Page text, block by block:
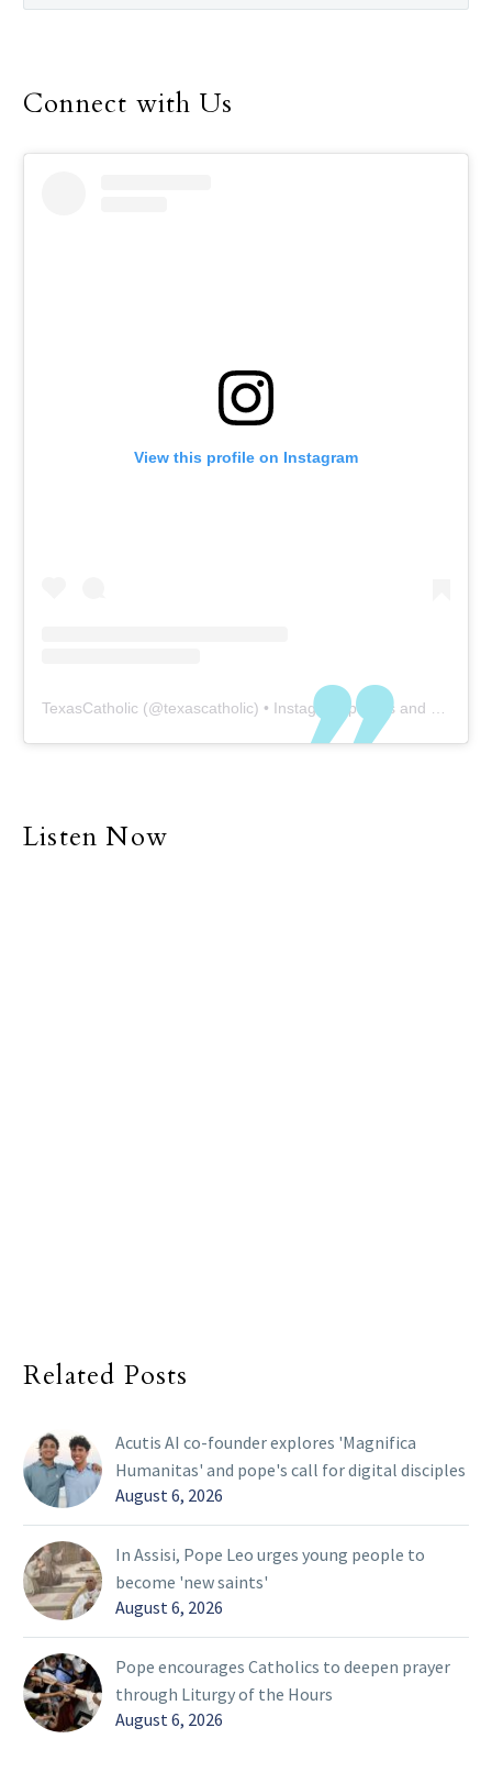
Connect with Us
View this profile on Instagram
TexasCatholic (@texascatholic) • Instagram photos and videos
Listen Now
Related Posts
Acutis AI co-founder explores 'Magnifica
Humanitas' and pope's call for digital disciples
August 6, 2026
In Assisi, Pope Leo urges young people to
become 'new saints'
August 6, 2026
Pope encourages Catholics to deepen prayer
through Liturgy of the Hours
August 6, 2026